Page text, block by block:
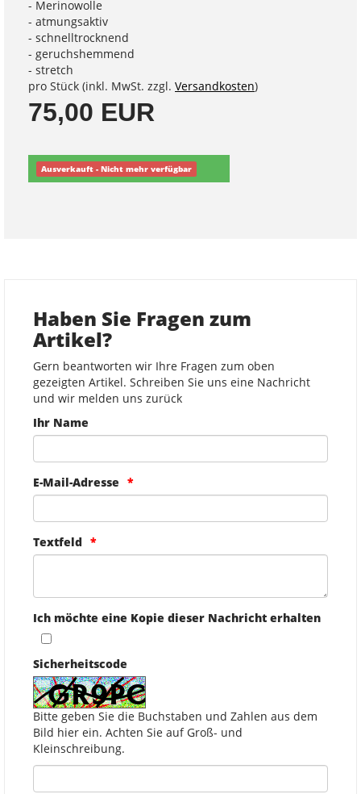
- Merinowolle
- atmungsaktiv
- schnelltrocknend
- geruchshemmend
- stretch
pro Stück (inkl. MwSt. zzgl. Versandkosten)
75,00 EUR
Ausverkauft - Nicht mehr verfügbar
Haben Sie Fragen zum
Artikel?
Gern beantworten wir Ihre Fragen zum oben
gezeigten Artikel. Schreiben Sie uns eine Nachricht
und wir melden uns zurück
Ihr Name
E-Mail-Adresse
Textfeld
Ich möchte eine Kopie dieser Nachricht erhalten
Sicherheitscode
Bitte geben Sie die Buchstaben und Zahlen aus dem
Bild hier ein. Achten Sie auf Groß- und
Kleinschreibung.